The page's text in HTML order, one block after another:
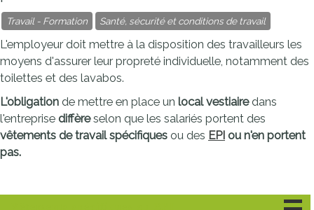
Travail - Formation Santé, sécurité et conditions de travail
L'employeur doit mettre à la disposition des travailleurs les
moyens d'assurer leur propreté individuelle, notamment des
toilettes et des lavabos.
L'obligation de mettre en place un local vestiairedans
l'entreprise diffèreselon que les salariés portent des
vêtements de travail spécifiques ou des EPI ou n'en portent
pas.